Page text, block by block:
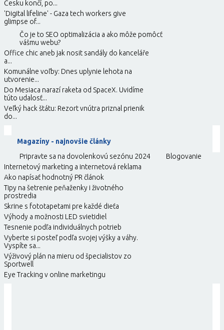
Česku končí, po...
'Digital lifeline' - Gaza tech workers give
glimpse of...
Čo je to SEO optimalizácia a ako môže pomôcť
vášmu webu?
Office chic aneb jak nosit sandály do kanceláře
a...
Komunálne voľby: Dnes uplynie lehota na
utvorenie...
Do Mesiaca narazí raketa od SpaceX. Uvidíme
túto udalosť...
Veľký hack štátu: Rezort vnútra priznal prienik
do...
Magazíny - najnovšie články
Pripravte sa na dovolenkovú sezónu 2024
Blogovanie
Internetový marketing a internetová reklama
Ako napísať hodnotný PR článok
Tipy na šetrenie peňaženky i životného
prostredia
Skrine s fototapetami pre každé dieťa
Výhody a možnosti LED svietidiel
Tesnenie podľa individuálnych potrieb
Vyberte si posteľ podľa svojej výšky a váhy.
Vyspíte sa...
Výživový plán na mieru od špecialistov zo
Sportwell
Eye Tracking v online marketingu